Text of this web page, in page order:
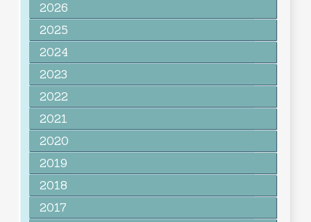
2026
2025
2024
2023
2022
2021
2020
2019
2018
2017